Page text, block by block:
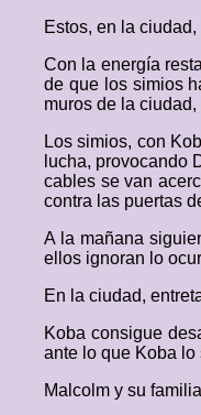
Estos, en la
Con la energía
de que los simios
muros de la
Los simios, con
lucha, provocando
cables se van
contra las puertas
A la mañana
ellos ignoran lo
En la ciudad,
Koba consigue
ante lo que Koba
Malcolm y su